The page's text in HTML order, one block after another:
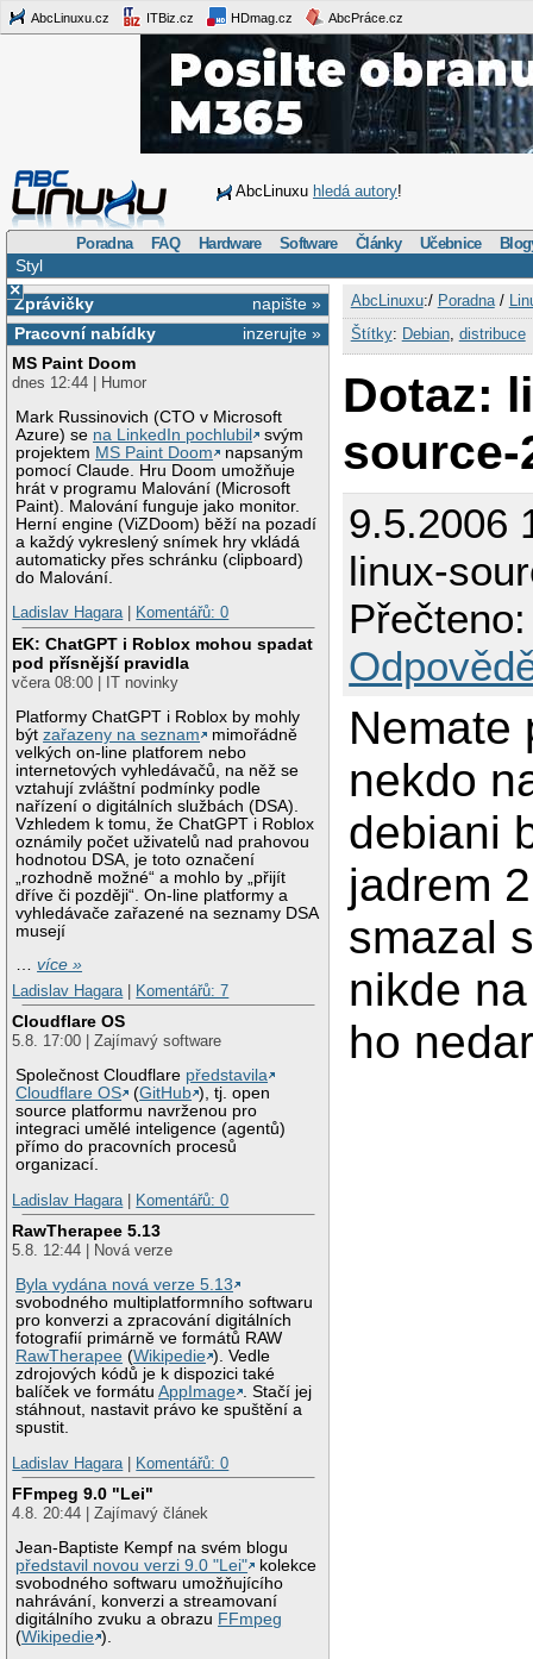
AbcLinuxu.cz ITBiz.cz HDmag.cz AbcPráce.cz
AbcLinuxu hledá autory!
Poradna FAQ Hardware Software Články Učebnice
Styl
×
napište »
Zprávičky
inzerujte »
Pracovní nabídky
MS Paint Doom
dnes 12:44 | Humor
Mark Russinovich (CTO v Microsoft
Azure) se na LinkedIn pochlubil
svým
projektem MS Paint Doom
napsaným
pomocí Claude. Hru Doom umožňuje
hrát v programu Malování (Microsoft
Paint). Malování funguje jako monitor.
Herní engine (ViZDoom) běží na pozadí
a každý vykreslený snímek hry vkládá
automaticky přes schránku (clipboard)
do Malování.
Ladislav Hagara| Komentářů: 0
EK: ChatGPT i Roblox mohou spadat
pod přísnější pravidla
včera 08:00 | IT novinky
Platformy ChatGPT i Roblox by mohly
býtzařazeny na seznam
mimořádně
velkých on-line platforem nebo
internetových vyhledávačů, na něž se
vztahují zvláštní podmínky podle
nařízení o digitálních službách (DSA).
Vzhledem k tomu, že ChatGPT i Roblox
oznámily počet uživatelů nad prahovou
hodnotou DSA, je toto označení
„rozhodně možné“ a mohlo by „přijít
dříve či později“. On-line platformy a
vyhledávače zařazené na seznamy DSA
musejí
…více »
Ladislav Hagara
Komentářů: 7
Cloudflare OS
5.8. 17:00 | Zajímavý software
Společnost Cloudflare představila
Cloudflare OS
(GitHub ), tj. open
source platformu navrženou pro
integraci umělé inteligence (agentů)
přímo do pracovních procesů
organizací.
Ladislav Hagara
Komentářů: 0
RawTherapee 5.13
5.8. 12:44 | Nová verze
Byla vydána nová verze 5.13
svobodného multiplatformního softwaru
pro konverzi a zpracování digitálních
fotografií primárně ve formátů RAW
RawTherapee (Wikipedie ). Vedle
zdrojových kódů je k dispozici také
balíček ve formátuAppImage . Stačí jej
stáhnout, nastavit právo ke spuštění a
spustit.
Ladislav Hagara
Komentářů: 0
FFmpeg 9.0 "Lei"
4.8. 20:44 | Zajímavý článek
Jean-Baptiste Kempf na svém blogu
představil novou verzi 9.0 "Lei"
kolekce
svobodného softwaru umožňujícího
nahrávání, konverzi a streamovaní
digitálního zvuku a obrazu FFmpeg
(Wikipedie ).
AbcLinuxu:/ Poradna/
Štítky: Debian, distribuce
Dotaz:
source-
9.5.2006
linux-
Nemate
nekdo
debiani
jadrem
smazal
nikde
ho